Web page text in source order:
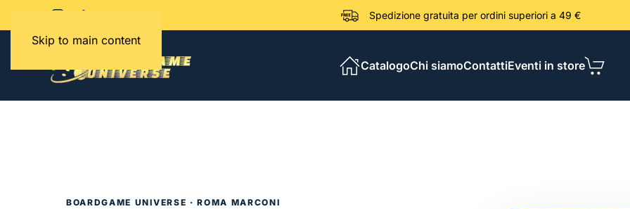
Skip to main content
Spedizione gratuita per ordini
CatalogoChi siamoContattiEventi in store
BOARDGAME UNIVERSE · ROMA MARCONI